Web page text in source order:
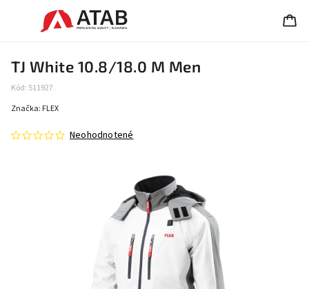
TJ White 10.8/18.0 M Men
Kód: 511927
Neohodnotené
Značka: FLEX